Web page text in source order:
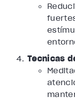
Técnicas